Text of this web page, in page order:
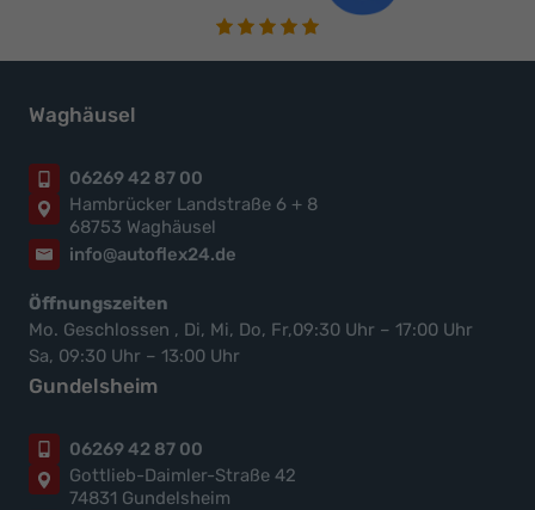
Waghäusel
06269 42 87 00
Hambrücker Landstraße 6 + 8
68753 Waghäusel
info@autoflex24.de
Öffnungszeiten
Mo. Geschlossen , Di, Mi, Do, Fr,09:30 Uhr – 17:00 Uhr
Sa, 09:30 Uhr – 13:00 Uhr
Gundelsheim
06269 42 87 00
Gottlieb-Daimler-Straße 42
74831 Gundelsheim